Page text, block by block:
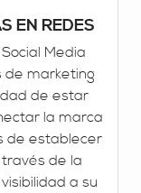
EN REDES
Media
de marketing
de estar
la marca
de establecer
de la
a su